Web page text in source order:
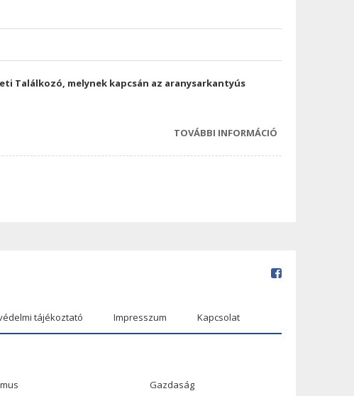
Találkozó, melynek kapcsán az aranysarkantyús
TOVÁBBI INFORMÁCIÓ
tájékoztató Impresszum Kapcsolat
Gazdaság